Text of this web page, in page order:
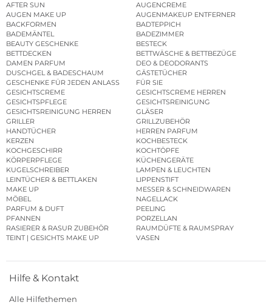
AFTER SUN
AUGENCREME
AUGEN MAKE UP
AUGENMAKEUP ENTFERNER
BACKFORMEN
BADTEPPICH
BADEMÄNTEL
BADEZIMMER
BEAUTY GESCHENKE
BESTECK
BETTDECKEN
BETTWÄSCHE & BETTBEZÜGE
DAMEN PARFUM
DEO & DEODORANTS
DUSCHGEL & BADESCHAUM
GÄSTETÜCHER
GESCHENKE FÜR JEDEN ANLASS
FÜR SIE
GESICHTSCREME
GESICHTSCREME HERREN
GESICHTSPFLEGE
GESICHTSREINIGUNG
GESICHTSREINIGUNG HERREN
GLÄSER
GRILLER
GRILLZUBEHÖR
HANDTÜCHER
HERREN PARFUM
KERZEN
KOCHBESTECK
KOCHGESCHIRR
KOCHTÖPFE
KÖRPERPFLEGE
KÜCHENGERÄTE
KUGELSCHREIBER
LAMPEN & LEUCHTEN
LEINTÜCHER & BETTLAKEN
LIPPENSTIFT
MAKE UP
MESSER & SCHNEIDWAREN
MÖBEL
NAGELLACK
PARFUM & DUFT
PEELING
PFANNEN
PORZELLAN
RASIERER & RASUR ZUBEHÖR
RAUMDÜFTE & RAUMSPRAY
TEINT | GESICHTS MAKE UP
VASEN
Hilfe & Kontakt
Alle Hilfethemen